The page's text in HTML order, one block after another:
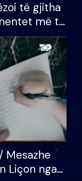
të gjitha
më të
VIP: Do më
kur…
Mesazhe
Liçon nga